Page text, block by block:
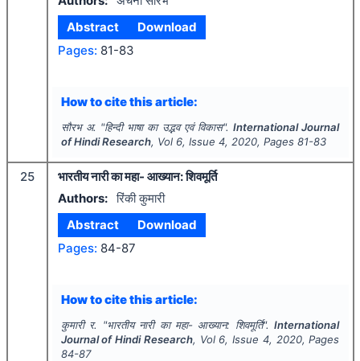
Abstract
Download
Pages: 81-83
How to cite this article:
सौरभ अ. "हिन्दी भाषा का उद्भव एवं विकास".International Journal
of Hindi Research, Vol 6, Issue 4, 2020, Pages 81-83
25
भारतीय नारी का महा- आख्यान: शिवमूर्ति
Authors: रिंकी कुमारी
Abstract
Download
Pages: 84-87
How to cite this article:
कुमारी र. "भारतीय नारी का महा- आख्यान: शिवमूर्ति".International
Journal of Hindi Research, Vol 6, Issue 4, 2020, Pages
84-87